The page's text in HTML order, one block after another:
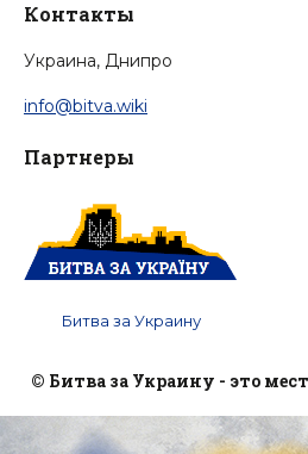
Контакты
Украина, Днипро
info@bitva.wiki
Партнеры
Битва за Украину
© Битва за Украину - это